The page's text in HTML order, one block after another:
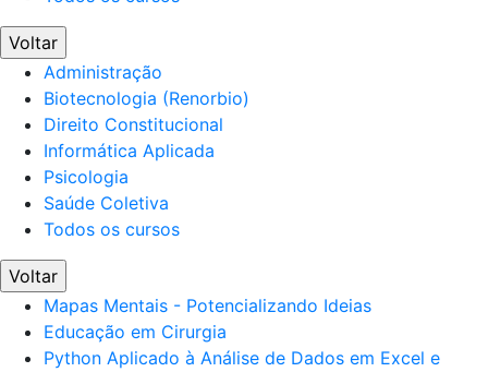
Voltar
Administração
Biotecnologia (Renorbio)
Direito Constitucional
Informática Aplicada
Psicologia
Saúde Coletiva
Todos os cursos
Voltar
Mapas Mentais - Potencializando Ideias
Educação em Cirurgia
Python Aplicado à Análise de Dados em Excel e